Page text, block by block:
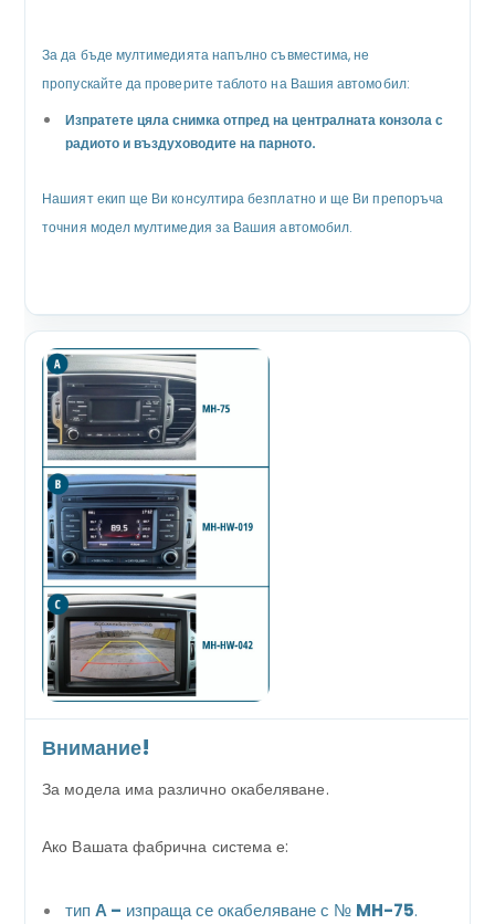
За да бъде мултимедията напълно съвместима, не
пропускайте да проверите таблото на Вашия автомобил:
Изпратете цяла снимка отпред на централната конзола с
радиото и въздуховодите на парното.
Нашият екип ще Ви консултира безплатно и ще Ви препоръча
точния модел мултимедия за Вашия автомобил.
Внимание!
За модела има различно окабеляване.
Ако Вашата фабрична система е:
тип А – изпраща се окабеляване с № MH-75.